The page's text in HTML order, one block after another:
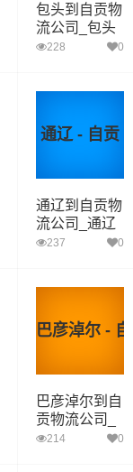
包头到自贡物
流公司_包头
到自贡货运_
228 0
通辽 - 自贡
通辽到自贡物
流公司_通辽
到自贡货运_
237 0
巴彦淖尔 - 自
巴彦淖尔到自
贡物流公司_
巴彦淖尔到自
214 0